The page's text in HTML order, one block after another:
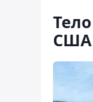
США